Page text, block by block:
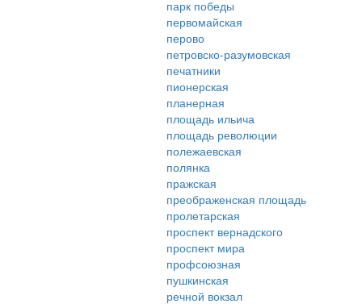
парк победы
первомайская
перово
петровско-разумовская
печатники
пионерская
планерная
площадь ильича
площадь революции
полежаевская
полянка
пражская
преображенская площадь
пролетарская
проспект вернадского
проспект мира
профсоюзная
пушкинская
речной вокзал